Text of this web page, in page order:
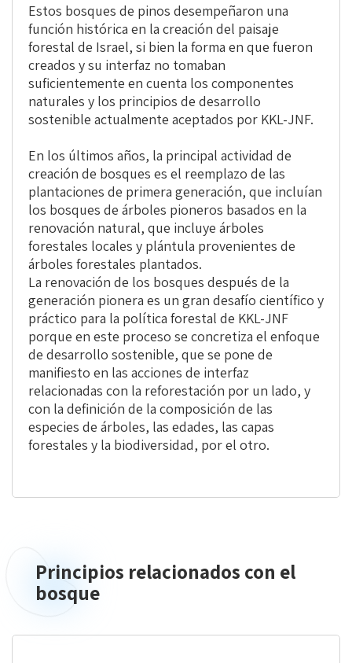
Estos bosques de pinos desempeñaron una
función histórica en la creación del paisaje
forestal de Israel, si bien la forma en que fueron
creados y su interfaz no tomaban
suficientemente en cuenta los componentes
naturales y los principios de desarrollo
sostenible actualmente aceptados por KKL-JNF.
En los últimos años, la principal actividad de
creación de bosques es el reemplazo de las
plantaciones de primera generación, que incluían
los bosques de árboles pioneros basados en la
renovación natural, que incluye árboles
forestales locales y plántula provenientes de
árboles forestales plantados.
La renovación de los bosques después de la
generación pionera es un gran desafío científico y
práctico para la política forestal de KKL-JNF
porque en este proceso se concretiza el enfoque
de desarrollo sostenible, que se pone de
manifiesto en las acciones de interfaz
relacionadas con la reforestación por un lado, y
con la definición de la composición de las
especies de árboles, las edades, las capas
forestales y la biodiversidad, por el otro.
Principios
relacionados
bosque
Principios relacionados con el
bosque